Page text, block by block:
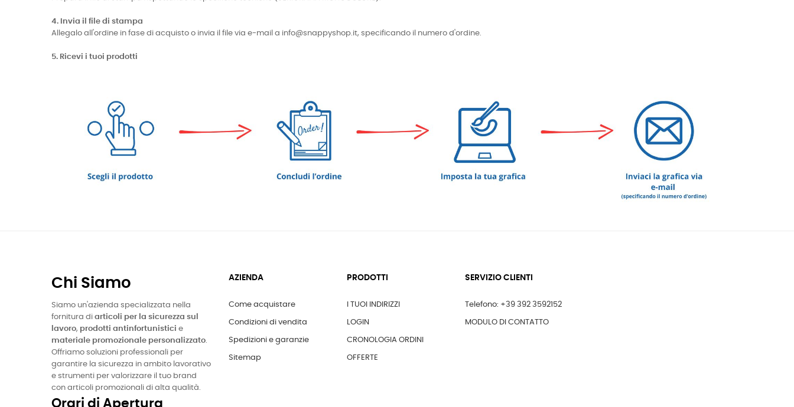
4. Invia il file di stampa
Allegalo all'ordine in fase di acquisto o invia il file via e-mail a info@snappyshop.it, specificando il numero d'ordine.
5. Ricevi i tuoi prodotti
Chi Siamo
Siamo un'azienda specializzata nella
fornitura di articoli per la sicurezza sul
lavoro, prodotti antinfortunistici e
materiale promozionale personalizzato.
Offriamo soluzioni professionali per
garantire la sicurezza in ambito lavorativo
e strumenti per valorizzare il tuo brand
con articoli promozionali di alta qualità.
Orari di Apertura
AZIENDA
Come acquistare
Condizioni di vendita
Spedizioni e garanzie
Sitemap
PRODOTTI
I TUOI INDIRIZZI
LOGIN
CRONOLOGIA ORDINI
OFFERTE
SERVIZIO CLIENTI
Telefono: +39 392 3592152
MODULO DI CONTATTO